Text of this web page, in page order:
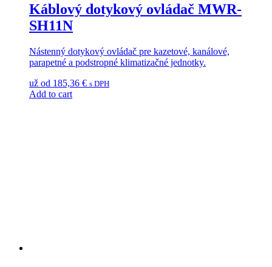
Káblový dotykový ovládač MWR-
SH11N
Nástenný dotykový ovládač pre kazetové, kanálové,
parapetné a podstropné klimatizačné jednotky.
už od 185,36 € s DPH
Add to cart